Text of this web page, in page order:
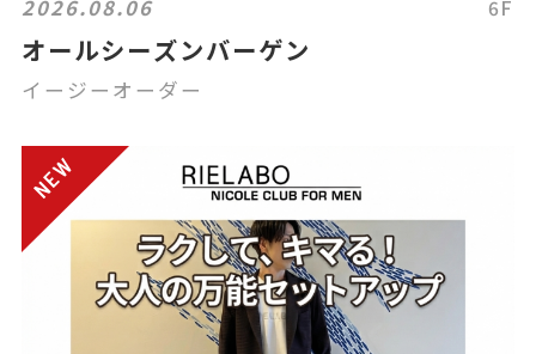
2026.08.06 6F
オールシーズンバーゲン
イージーオーダー